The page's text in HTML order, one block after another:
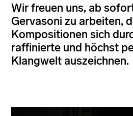
Wir freuen uns, ab
Gervasoni zu arbeiten,
Kompositionen sich
raffinierte und höchst
Klangwelt auszeichnen.